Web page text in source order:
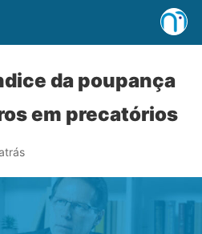
da poupança
em precatórios